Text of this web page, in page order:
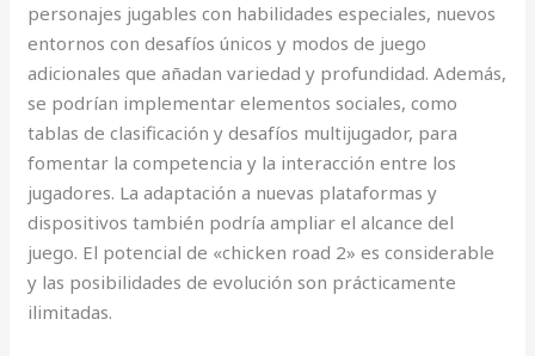
personajes jugables con habilidades especiales, nuevos
entornos con desafíos únicos y modos de juego
adicionales que añadan variedad y profundidad. Además,
se podrían implementar elementos sociales, como
tablas de clasificación y desafíos multijugador, para
fomentar la competencia y la interacción entre los
jugadores. La adaptación a nuevas plataformas y
dispositivos también podría ampliar el alcance del
juego. El potencial de «chicken road 2» es considerable
y las posibilidades de evolución son prácticamente
ilimitadas.